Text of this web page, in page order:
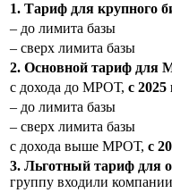
1. Тариф для крупного
– до лимита базы
– сверх лимита базы
2. Основной тариф для
с дохода до МРОТ, с
– до лимита базы
– сверх лимита базы
с дохода выше МРОТ, с
3. Льготный тариф для
группу входили